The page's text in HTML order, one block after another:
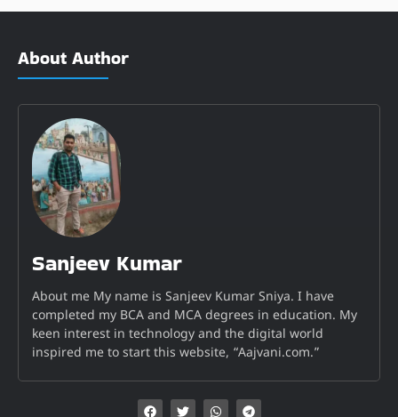
About Author
Sanjeev Kumar
About me My name is Sanjeev Kumar Sniya. I have
completed my BCA and MCA degrees in education. My
keen interest in technology and the digital world
inspired me to start this website, “Aajvani.com.”